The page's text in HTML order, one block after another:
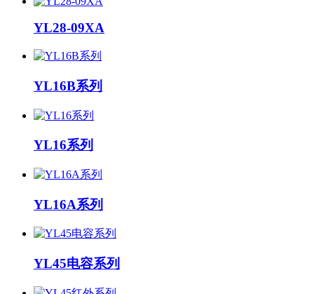
YL28-09XA
YL16B系列
YL16系列
YL16A系列
YL45电容系列